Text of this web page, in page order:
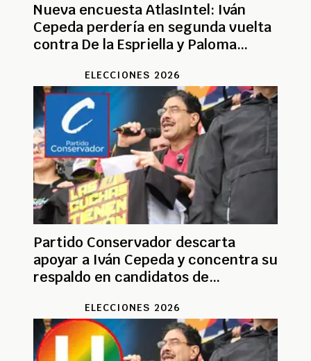
Nueva encuesta AtlasIntel: Iván
Cepeda perdería en segunda vuelta
contra De la Espriella y Paloma
ELECCIONES 2026
Partido Conservador descarta
apoyar a Iván Cepeda y concentra su
respaldo en candidatos de
ELECCIONES 2026